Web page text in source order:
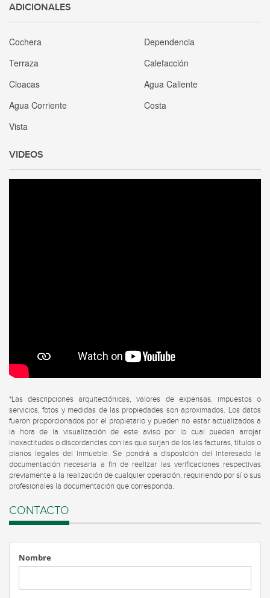
ADICIONALES
Cochera
Dependencia
Terraza
Calefacción
Cloacas
Agua Caliente
Agua Corriente
Costa
Vista
VIDEOS
*Las descripciones arquitectónicas, valores de expensas, impuestos o
servicios, fotos y medidas de las propiedades son aproximados. Los datos
fueron proporcionados por el propietario y pueden no estar actualizados a
la hora de la visualización de este aviso por lo cual pueden arrojar
inexactitudes o discordancias con las que surjan de los las facturas, títulos o
planos legales del inmueble. Se pondrá a disposición del interesado la
documentación necesaria a fin de realizar las verificaciones respectivas
previamente a la realización de cualquier operación, requiriendo por sí o sus
profesionales la documentación que corresponda.
CONTACTO
Nombre